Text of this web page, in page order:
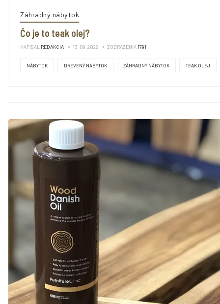
Záhradný nábytok
Čo je to teak olej?
NAPÍSAL REDAKCIA 13-08-2022 ZOBRAZENIA 1791
NÁBYTOK DREVENÝ NÁBYTOK ZÁHRADNÝ NÁBYTOK TEAK OLEJ